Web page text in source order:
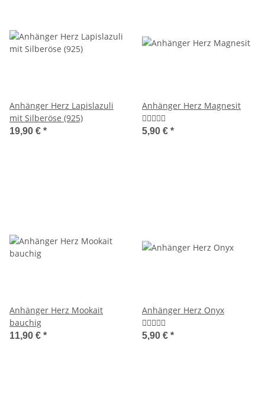
Anhänger Herz Lapislazuli
mit Silberöse (925)
19,90 € *
Anhänger Herz Magnesit
5,90 € *
Anhänger Herz Mookait
bauchig
11,90 € *
Anhänger Herz Onyx
5,90 € *